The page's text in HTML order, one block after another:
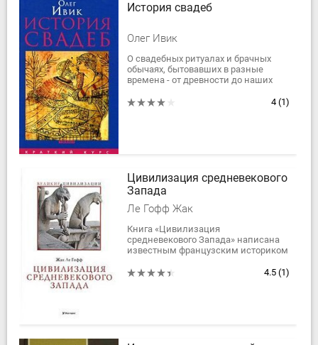
История свадеб
Олег Ивик
О свадебных ритуалах и брачных
обычаях, бытовавших в разные
времена - от древности до наших
рассказано в этой книге
4 (1)
Цивилизация средневекового
Запада
Ле Гофф Жак
Книга «Цивилизация
средневекового Запада» написана
известным французским историком
Гоффом.
4.5 (1)